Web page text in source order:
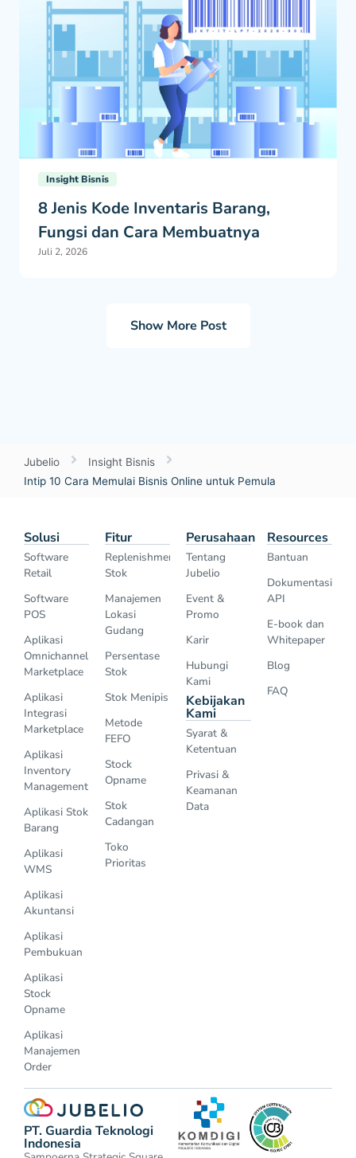
Insight Bisnis
8 Jenis Kode Inventaris Barang,
Fungsi dan Cara Membuatnya
Juli 2, 2026
Show More Post
Jubelio
Insight Bisnis
Intip 10 Cara Memulai Bisnis Online untuk Pemula
Solusi
Software
Retail
Software
POS
Aplikasi
Omnichannel
Marketplace
Aplikasi
Integrasi
Marketplace
Aplikasi
Inventory
Management
Aplikasi Stok
Barang
Aplikasi
WMS
Aplikasi
Akuntansi
Aplikasi
Pembukuan
Aplikasi
Stock
Opname
Aplikasi
Manajemen
Order
Fitur
Replenishment
Stok
Manajemen
Lokasi
Gudang
Persentase
Stok
Stok Menipis
Metode
FEFO
Stock
Opname
Stok
Cadangan
Toko
Prioritas
Perusahaan
Tentang
Jubelio
Event &
Promo
Karir
Hubungi
Kami
Kebijakan
Kami
Syarat &
Ketentuan
Privasi &
Keamanan
Data
Resources
Bantuan
Dokumentasi
API
E-book dan
Whitepaper
Blog
FAQ
PT. Guardia Teknologi
Indonesia